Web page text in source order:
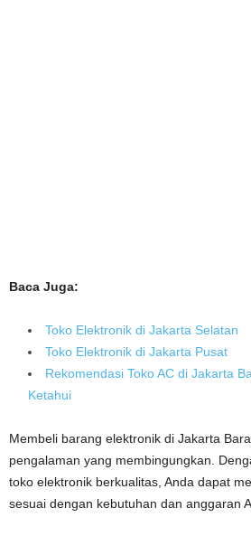
Baca Juga:
Toko Elektronik di Jakarta Selatan
Toko Elektronik di Jakarta Pusat
Rekomendasi Toko AC di Jakarta
Ketahui
Membeli barang elektronik di Jakarta
pengalaman yang membingungkan.
toko elektronik berkualitas, Anda dapat
sesuai dengan kebutuhan dan anggaran